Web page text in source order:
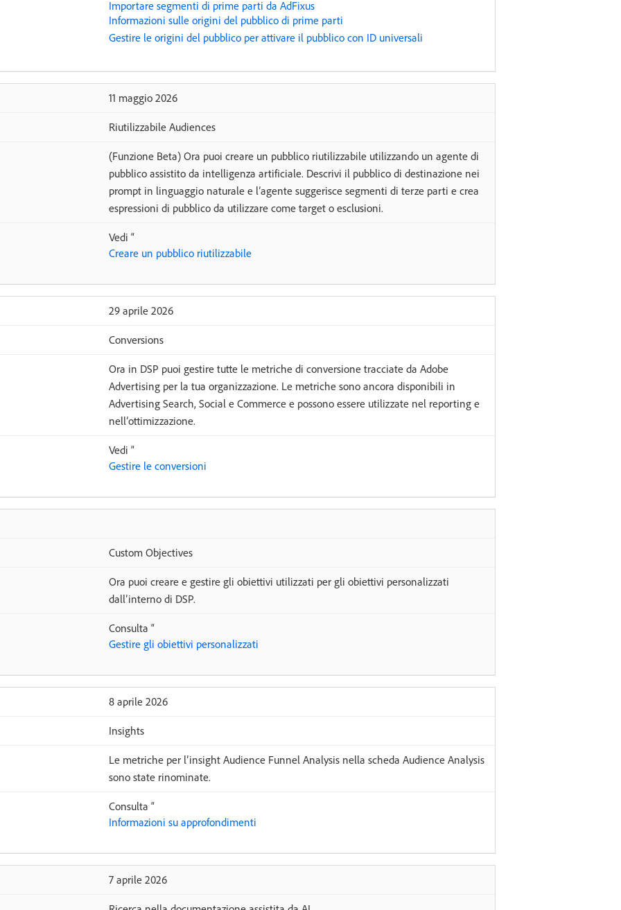
Importare segmenti di prime parti da AdFixus
Informazioni sulle origini del pubblico di prime parti
Gestire le origini del pubblico per attivare il pubblico con ID universali
11 maggio 2026
Riutilizzabile Audiences
(Funzione Beta) Ora puoi creare un pubblico riutilizzabile utilizzando un agente di
pubblico assistito da intelligenza artificiale. Descrivi il pubblico di destinazione nei
prompt in linguaggio naturale e l’agente suggerisce segmenti di terze parti e crea
espressioni di pubblico da utilizzare come target o esclusioni.
Vedi “
Creare un pubblico riutilizzabile
29 aprile 2026
Conversions
Ora in DSP puoi gestire tutte le metriche di conversione tracciate da Adobe
Advertising per la tua organizzazione. Le metriche sono ancora disponibili in
Advertising Search, Social e Commerce e possono essere utilizzate nel reporting e
nell’ottimizzazione.
Vedi “
Gestire le conversioni
Custom Objectives
Ora puoi creare e gestire gli obiettivi utilizzati per gli obiettivi personalizzati
dall’interno di DSP.
Consulta “
Gestire gli obiettivi personalizzati
8 aprile 2026
Insights
Le metriche per l’insight Audience Funnel Analysis nella scheda Audience Analysis
sono state rinominate.
Consulta “
Informazioni su approfondimenti
7 aprile 2026